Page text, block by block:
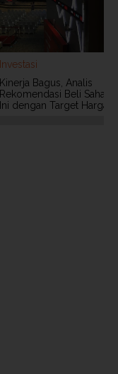
Investasi
Kinerja Bagus, Analis
Rekomendasi Beli Saham
Ini dengan Target Harga